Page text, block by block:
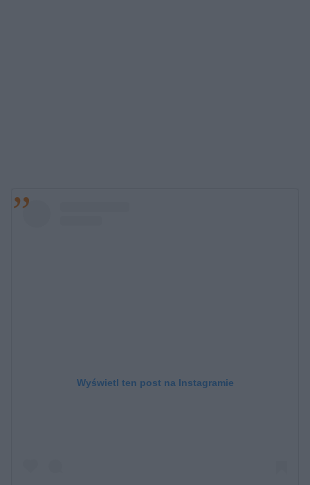
Wyświetl ten post na Instagramie